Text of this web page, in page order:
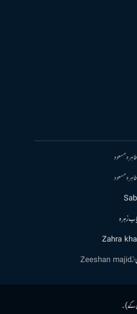
طاہرہ مسعود
طاہرہ مسعود
زہرہ
Zahra
ازZeeshan majid